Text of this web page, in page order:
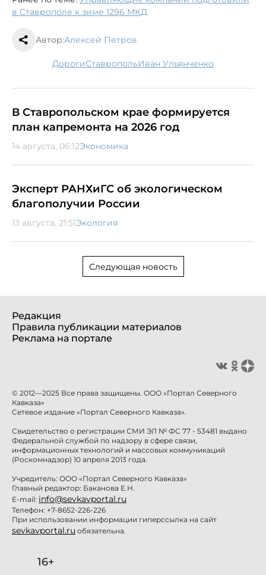
в Ставрополе к зиме 1296 МКД
Автор:Алексей Петров
дороги Ставрополь Иван Ульянченко
В Ставропольском крае формируется
план капремонта на 2026 год
14 августа, 06:12Экономика
Эксперт РАНХиГС об экологическом
благополучии России
13 августа, 21:51Экология
Следующая новость
Редакция
Правила публикации материалов
Реклама на портале
© 2012—2025 Все права защищены. ООО «Портал Северного
Кавказа»
Сетевое издание «Портал Северного Кавказа».
Свидетельство о регистрации СМИ ЭЛ № ФС 77 - 53481 выдано
Федеральной службой по надзору в сфере связи,
информационных технологий и массовых коммуникаций
(Роскомнадзор) 10 апреля 2013 года.
Учредитель: ООО «Портал Северного Кавказа»
Главный редактор: Баканова Е.Н.
E-mail: info@sevkavportal.ru
Телефон: +7-8652-226-226
При использовании информации гиперссылка на сайт
sevkavportal.ru обязательна.
16+